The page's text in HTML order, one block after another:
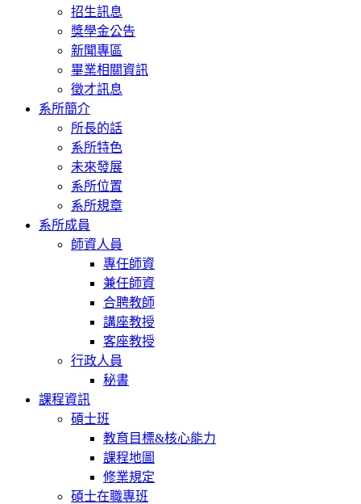
招生訊息
獎學金公告
新聞專區
畢業相關資訊
徵才訊息
系所簡介
所長的話
系所特色
未來發展
系所位置
系所規章
系所成員
師資人員
專任師資
兼任師資
合聘教師
講座教授
客座教授
行政人員
秘書
課程資訊
碩士班
教育目標&核心能力
課程地圖
修業規定
碩士在職專班